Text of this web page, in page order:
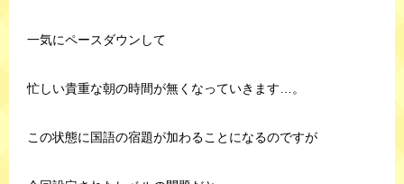
一気にペースダウンして
忙しい貴重な朝の時間が無くなっていきます…。
この状態に国語の宿題が加わることになるのですが